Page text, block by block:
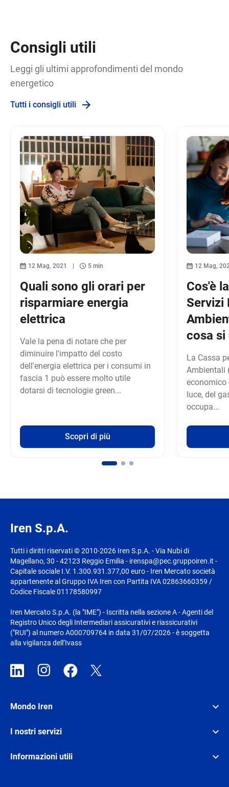
Consigli utili
Leggi gli ultimi approfondimenti del mondo
energetico
Tutti i consigli utili
12 Mag, 2021 5 min
Quali sono gli orari per
risparmiare energia
elettrica
Vale la pena di notare che per
diminuire l'impatto del costo
dell'energia elettrica per i consumi in
fascia 1 può essere molto utile
dotarsi di tecnologie green...
Scopri di più
12 Mag,
Cos'è
Servizi
cosa si
La Cassa
Ambientali
economico
luce, del
occupa...
Iren S.p.A.
Tutti i diritti riservati © 2010-2026 Iren S.p.A. - Via Nubi di
Magellano, 30 - 42123 Reggio Emilia - irenspa@pec.gruppoiren.it -
Capitale sociale I.V. 1.300.931.377,00 euro - Iren Mercato società
appartenente al Gruppo IVA Iren con Partita IVA 02863660359 /
Codice Fiscale 01178580997
Iren Mercato S.p.A. (la "IME") - Iscritta nella sezione A - Agenti del
Registro Unico degli Intermediari assicurativi e riassicurativi
("RUI") al numero A000709764 in data 31/07/2026 - è soggetta
alla vigilanza dell’Ivass
Mondo Iren
I nostri servizi
Informazioni utili